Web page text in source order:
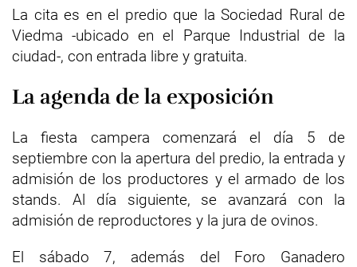
La cita es en el predio que la Sociedad Rural de
Viedma -ubicado en el Parque Industrial de la
ciudad-, con entrada libre y gratuita.
La agenda de la exposición
La fiesta campera comenzará el día 5 de
septiembre con la apertura del predio, la entrada y
admisión de los productores y el armado de los
stands. Al día siguiente, se avanzará con la
admisión de reproductores y la jura de ovinos.
El sábado 7, además del Foro Ganadero